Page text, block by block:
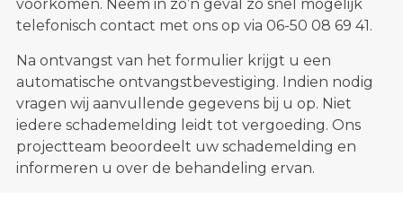
voorkomen. Neem in zo’n geval zo snel mogelijk
telefonisch contact met ons op via 06-50 08 69 41.
Na ontvangst van het formulier krijgt u een
automatische ontvangstbevestiging. Indien nodig
vragen wij aanvullende gegevens bij u op. Niet
iedere schademelding leidt tot vergoeding. Ons
projectteam beoordeelt uw schademelding en
informeren u over de behandeling ervan.